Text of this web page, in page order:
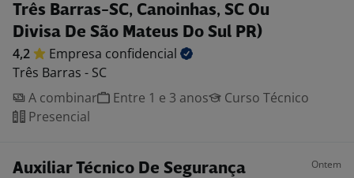
Três Barras-SC, Canoinhas, SC Ou
Divisa De São Mateus Do Sul PR)
4,2 Empresa confidencial
Três Barras - SC
A combinar
Entre 1 e 3 anos
Curso Técnico
Presencial
Auxiliar Técnico De Segurança Ontem